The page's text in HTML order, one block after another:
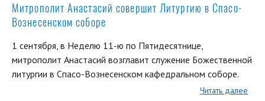
Митрополит Анастасий совершит Литургию в Спасо-
Вознесенском соборе
1 сентября, в Неделю 11-ю по Пятидесятнице,
митрополит Анастасий возглавит служение Божественной
литургии в Спасо-Вознесенском кафедральном соборе.
Читать далее